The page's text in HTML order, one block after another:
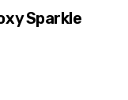
Sparkle